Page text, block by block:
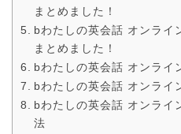
まとめました！
bわたしの英会話 オンライ
まとめました！
bわたしの英会話 オンライ
bわたしの英会話 オンライ
bわたしの英会話 オンライ
法